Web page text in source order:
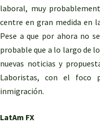
laboral, muy
centre en gran medida en
Pese a que por ahora no
probable que a lo largo de
nuevas noticias y
Laboristas, con el foco
inmigración.
LatAm FX